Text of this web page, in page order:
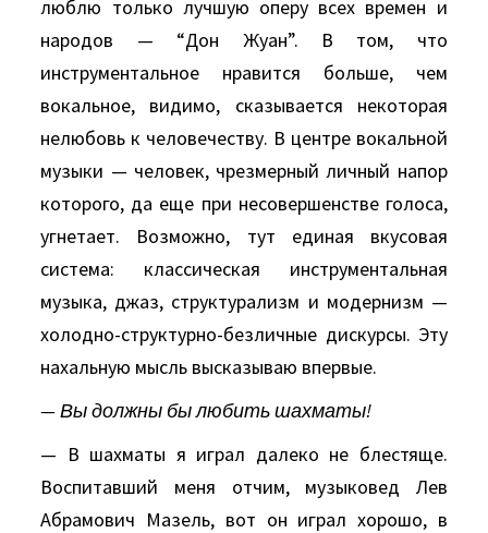
люблю только лучшую оперу всех времен и
народов — “Дон Жуан”. В том, что
инструментальное нравится больше, чем
вокальное, видимо, сказывается некоторая
нелюбовь к человечеству. В центре вокальной
музыки — человек, чрезмерный личный напор
которого, да еще при несовершенстве голоса,
угнетает. Возможно, тут единая вкусовая
система: классическая инструментальная
музыка, джаз, структурализм и модернизм —
холодно-структурно-безличные дискурсы. Эту
нахальную мысль высказываю впервые.
— Вы должны бы любить шахматы!
— В шахматы я играл далеко не блестяще.
Воспитавший меня отчим, музыковед Лев
Абрамович Мазель, вот он играл хорошо, в